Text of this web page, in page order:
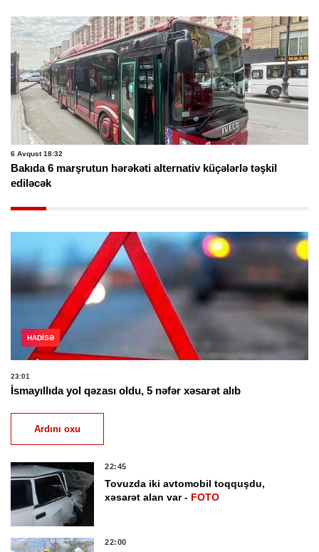
6 Avqust 18:32
Bakıda 6 marşrutun hərəkəti alternativ küçələrlə təşkil
ediləcək
HADISƏ
23:01
İsmayıllıda yol qəzası oldu, 5 nəfər xəsarət alıb
Ardını oxu
22:45
Tovuzda iki avtomobil toqquşdu,
xəsarət alan var - FOTO
22:00